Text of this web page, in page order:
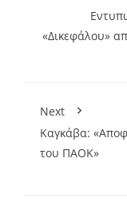
«Δικεφάλου»
Next
Καγκάβα:
του ΠΑΟΚ»